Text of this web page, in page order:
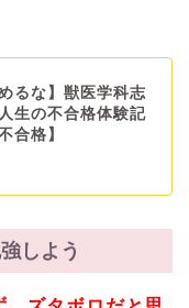
るな】獣医学科志
生の不合格体験記
合格】
しよう